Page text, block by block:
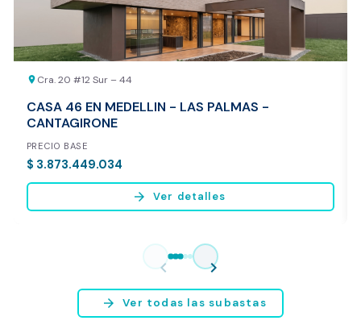
* Servicio disponible exclusivamente para inmuebles ubicados en
Bogotá y Medellín.
location_on Cra. 20 #12 Sur – 44
CASA 46 EN MEDELLIN - LAS PALMAS -
CANTAGIRONE
PRECIO BASE
$ 3.873.449.034
arrow_forward Ver detalles
chevron_left chevron_right
arrow_forward Ver todas las subastas